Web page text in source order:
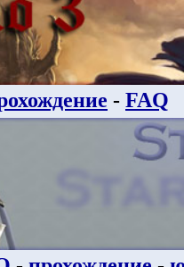
- FAQ